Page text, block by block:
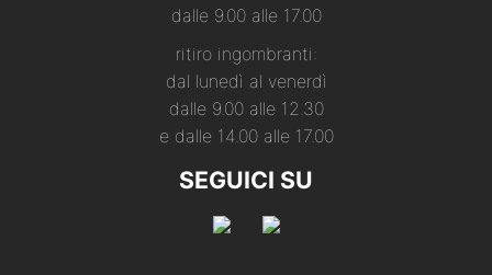
dalle 9.00 alle 17.00
ritiro ingombranti:
dal lunedì al venerdì
dalle 9.00 alle 12.30
e dalle 14.00 alle 17.00
SEGUICI SU